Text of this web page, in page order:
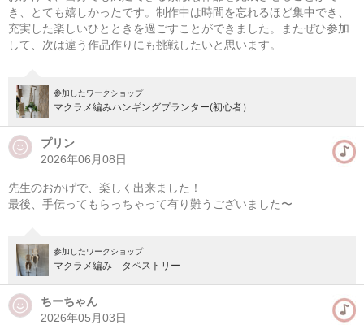
08/09(日) 10:00-14:00
東京 （東横線）学芸大学駅から徒歩14分
東京 （東横線）学芸大学駅から徒歩14分
他日程あり
き、とても嬉しかったです。制作中は時間を忘れるほど集中でき、
充実した楽しいひとときを過ごすことができました。またぜひ参加
して、次は違う作品作りにも挑戦したいと思います。
参加したワークショップ
マクラメ編みハンギングプランター(初心者）
プリン
2026年06月08日
先生のおかげで、楽しく出来ました！
最後、手伝ってもらっちゃって有り難うございました〜
参加したワークショップ
マクラメ編み タペストリー
ちーちゃん
2026年05月03日